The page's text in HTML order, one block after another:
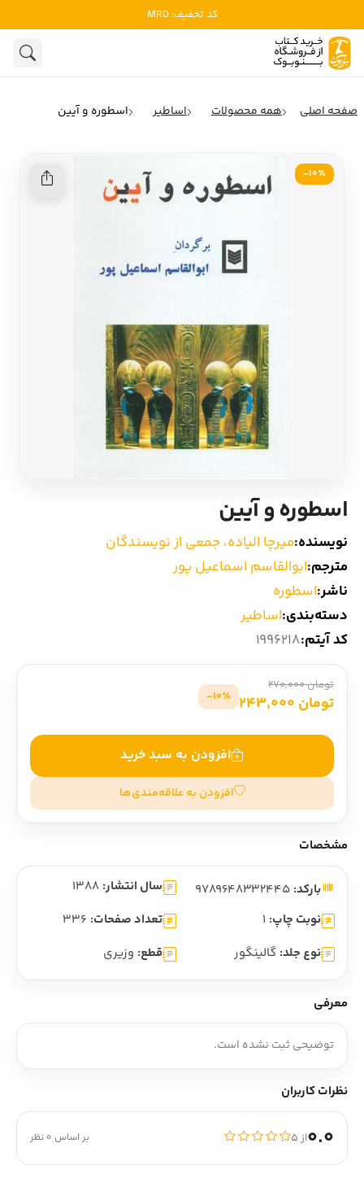
کد تخفیف: MRD
ادبیات
تاریخ و سیاست
ادبیات فرانسه
ادبیات روسیه
ادبیات آمریکای لاتین
ادبیات ترکیه
ادبیات آسیا
سایر کشورهای اروپا
داستان کوتاه
زندگینامه
صفحه اصلی همه محصولات اساطیر اسطوره و آیین
10٪-
اسطوره و آیین
نویسنده:میرچا الیاده، جمعی از نویسندگان
مترجم:ابوالقاسم اسماعیل پور
ناشر:اسطوره
دسته‌بندی:اساطیر
کد آیتم:1996218
تومان 270,000
تومان 243,000 10٪-
افزودن به سبد خرید
افزودن به علاقه‌مندی‌ها
مشخصات
بارکد: سال انتشار: 1388
نوبت چاپ: 1 تعداد صفحات: 336
نوع جلد: گالینگور قطع: وزیری
معرفی
توضیحی ثبت نشده است.
نظرات کاربران
0.0از ۵ بر اساس 0 نظر